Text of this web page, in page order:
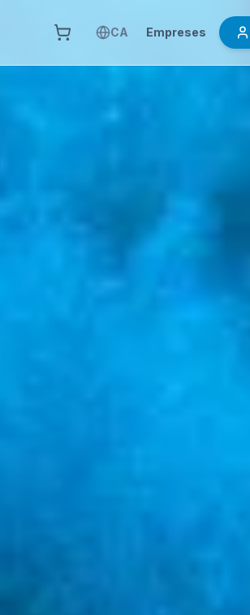
CA Empreses